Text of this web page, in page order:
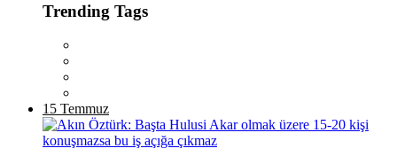
Trending Tags
15 Temmuz